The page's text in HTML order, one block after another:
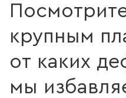
крупным
от каких
мы